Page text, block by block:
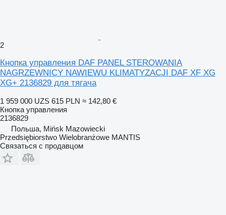
2
Кнопка управления DAF PANEL STEROWANIA
NAGRZEWNICY NAWIEWU KLIMATYZACJI DAF XF XG
XG+ 2136829 для тягача
1 959 000 UZS 615 PLN ≈ 142,80 €
Кнопка управления
2136829
Польша, Mińsk Mazowiecki
Przedsiębiorstwo Wielobranżowe MANTIS
Связаться с продавцом